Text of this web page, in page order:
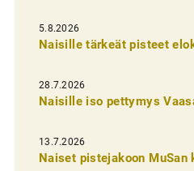
i
e
n
s
e
l
5.8.2026
Naisille tärkeät pisteet
28.7.2026
Naisille iso pettymys
13.7.2026
Naiset pistejakoon MuSan